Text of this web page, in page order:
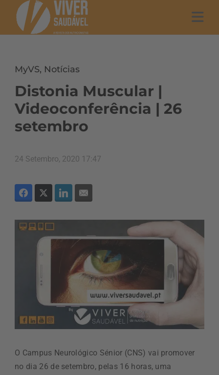
MyVS, Notícias
Distonia Muscular |
Videoconferência | 26
setembro
24 Setembro, 2020 17:47
O Campus Neurológico Sénior (CNS) vai promover
no dia 26 de setembro, pelas 16 horas, uma